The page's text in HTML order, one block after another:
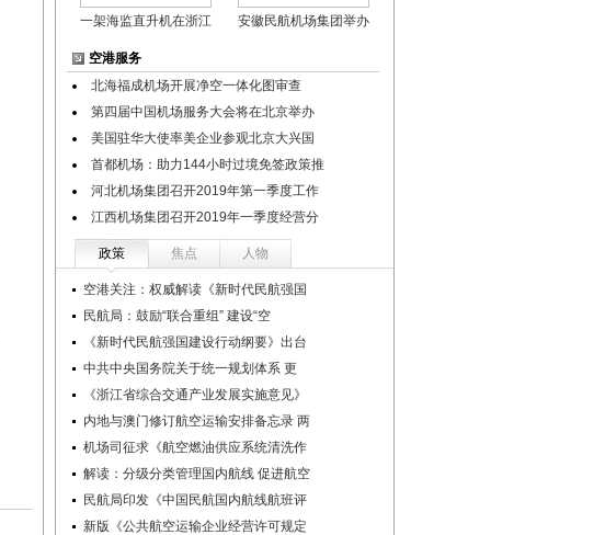
一架海监直升机在浙江 安徽民航机场集团举办
空港服务
北海福成机场开展净空一体化图审查
第四届中国机场服务大会将在北京举办
美国驻华大使率美企业参观北京大兴国
首都机场：助力144小时过境免签政策推
河北机场集团召开2019年第一季度工作
江西机场集团召开2019年一季度经营分
政策 焦点 人物
空港关注：权威解读《新时代民航强国
民航局：鼓励“联合重组” 建设“空
《新时代民航强国建设行动纲要》出台
中共中央国务院关于统一规划体系 更
《浙江省综合交通产业发展实施意见》
内地与澳门修订航空运输安排备忘录 两
机场司征求《航空燃油供应系统清洗作
解读：分级分类管理国内航线 促进航空
民航局印发《中国民航国内航线航班评
新版《公共航空运输企业经营许可规定